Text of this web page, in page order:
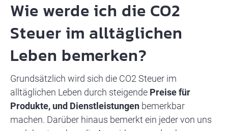
Wie werde ich die CO2
Steuer im alltäglichen
Leben bemerken?
Grundsätzlich wird sich die CO2 Steuer im
alltäglichen Leben durch steigende Preise für
Produkte, und Dienstleistungen bemerkbar
machen. Darüber hinaus bemerkt ein jeder von uns